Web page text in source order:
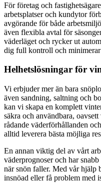
För företag och
arbetsplatser och kundytor
avgörande för både
även flexibla avtal för
väderläget och rycker ut
dig full kontroll och minimerar
Helhetslösningar för
Vi erbjuder mer än bara
även sandning, saltning och
kan vi skapa en komplett
säkra och användbara,
rådande väderförhållanden
alltid leverera bästa möjliga
En annan viktig del av vårt
väderprognoser och har
när snön faller. Med vår hjälp
insnöad eller få problem med